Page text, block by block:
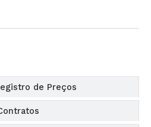
de Preços